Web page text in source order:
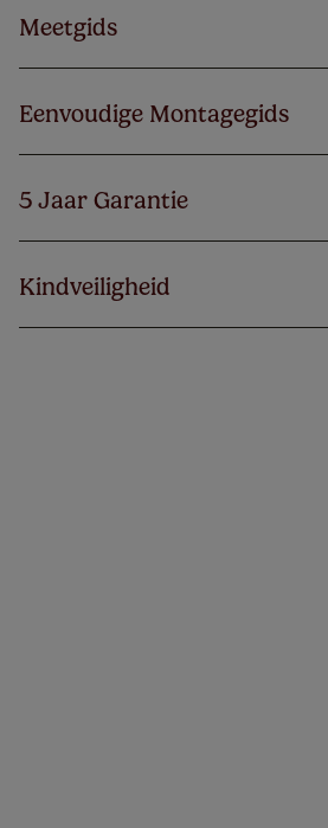
Meetgids
Eenvoudige Montagegids
5 Jaar Garantie
Kindveiligheid